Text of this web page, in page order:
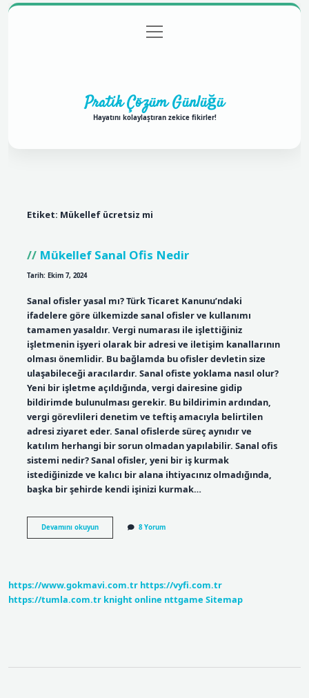
Gizlilik Politikası
menüyü
aç
Pratik Çözüm Günlüğü
Hayatını kolaylaştıran zekice fikirler!
Etiket: Mükellef ücretsiz mi
Mükellef Sanal Ofis Nedir
Tarih: Ekim 7, 2024
Sanal ofisler yasal mı? Türk Ticaret Kanunu’ndaki
ifadelere göre ülkemizde sanal ofisler ve kullanımı
tamamen yasaldır. Vergi numarası ile işlettiğiniz
işletmenin işyeri olarak bir adresi ve iletişim kanallarının
olması önemlidir. Bu bağlamda bu ofisler devletin size
ulaşabileceği aracılardır. Sanal ofiste yoklama nasıl olur?
Yeni bir işletme açıldığında, vergi dairesine gidip
bildirimde bulunulması gerekir. Bu bildirimin ardından,
vergi görevlileri denetim ve teftiş amacıyla belirtilen
adresi ziyaret eder. Sanal ofislerde süreç aynıdır ve
katılım herhangi bir sorun olmadan yapılabilir. Sanal ofis
sistemi nedir? Sanal ofisler, yeni bir iş kurmak
istediğinizde ve kalıcı bir alana ihtiyacınız olmadığında,
başka bir şehirde kendi işinizi kurmak…
Devamını okuyunMükellef
Sanal
8 Yorum
https://www.gokmavi.com.tr https://vyfi.com.tr
https://tumla.com.tr knight online nttgame Sitemap